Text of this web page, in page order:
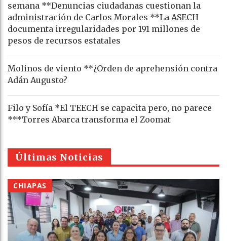
semana **Denuncias ciudadanas cuestionan la
administración de Carlos Morales **La ASECH
documenta irregularidades por 191 millones de
pesos de recursos estatales
Molinos de viento **¿Orden de aprehensión contra
Adán Augusto?
Filo y Sofía *El TEECH se capacita pero, no parece
***Torres Abarca transforma el Zoomat
Últimas Noticias
CHIAPAS